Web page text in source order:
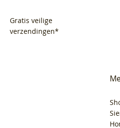
Gratis veilige
verzendingen*